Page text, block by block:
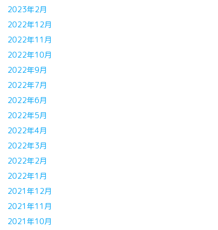
2023年2月
2022年12月
2022年11月
2022年10月
2022年9月
2022年7月
2022年6月
2022年5月
2022年4月
2022年3月
2022年2月
2022年1月
2021年12月
2021年11月
2021年10月